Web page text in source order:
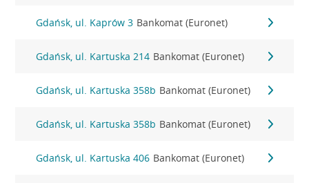
Gdańsk, ul. Kaprów 3 Bankomat (Euronet)
Gdańsk, ul. Kartuska 214 Bankomat (Euronet)
Gdańsk, ul. Kartuska 358b Bankomat (Euronet)
Gdańsk, ul. Kartuska 358b Bankomat (Euronet)
Gdańsk, ul. Kartuska 406 Bankomat (Euronet)